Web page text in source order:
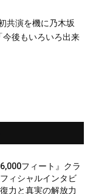
共演を機に乃木坂
後もいろいろ出来
フィート』クラ
ィシャルインタビ
力と真実の解放力